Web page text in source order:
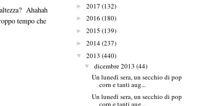
Ahahah
tempo che
► 2017 (132)
► 2016 (180)
► 2015 (139)
► 2014(237)
▼ 2013 (440)
▼ dicembre 2013 (44)
Un lunedì sera, un secchio di pop
corn e tanti aug...
Un lunedì sera, un secchio di pop
corn e tanti aug...